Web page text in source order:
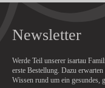
Newsletter
Werde Teil unserer isartau
erste Bestellung. Dazu
Wissen rund um ein gesundes,